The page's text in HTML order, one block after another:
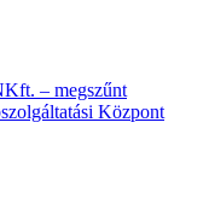
– megszűnt
Központ